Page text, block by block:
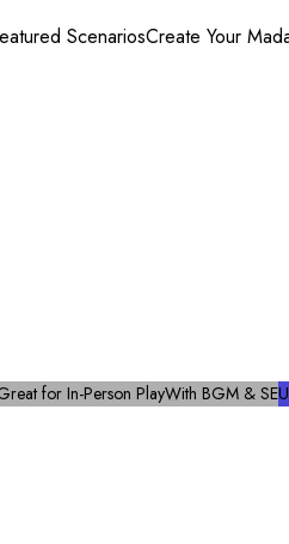
ScenariosCreate Your
for In-Person PlayWith BGM & SE